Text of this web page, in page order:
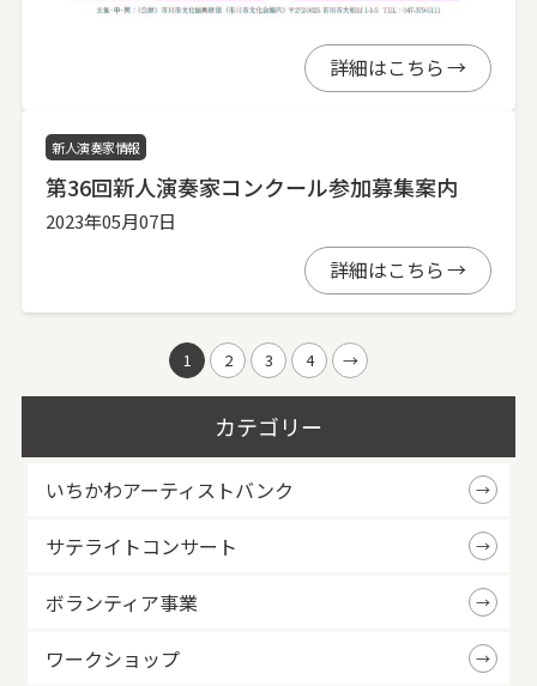
詳細はこちら
新人演奏家情報
第36回新人演奏家コンクール参加募集案内
2023年05月07日
詳細はこちら
1 2 3 4 →
カテゴリー
いちかわアーティストバンク
サテライトコンサート
ボランティア事業
ワークショップ